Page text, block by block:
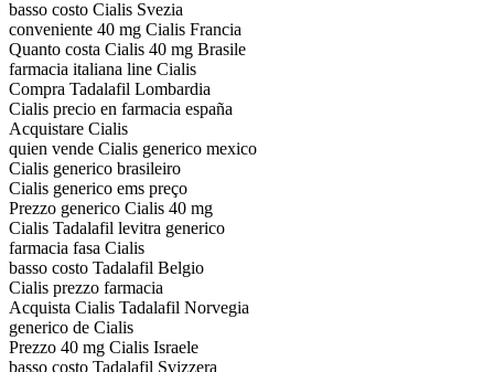
basso costo Cialis Svezia
conveniente 40 mg Cialis Francia
Quanto costa Cialis 40 mg Brasile
farmacia italiana line Cialis
Compra Tadalafil Lombardia
Cialis precio en farmacia españa
Acquistare Cialis
quien vende Cialis generico mexico
Cialis generico brasileiro
Cialis generico ems preço
Prezzo generico Cialis 40 mg
Cialis Tadalafil levitra generico
farmacia fasa Cialis
basso costo Tadalafil Belgio
Cialis prezzo farmacia
Acquista Cialis Tadalafil Norvegia
generico de Cialis
Prezzo 40 mg Cialis Israele
basso costo Tadalafil Svizzera